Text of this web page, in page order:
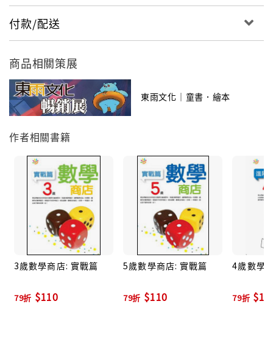
付款/配送
商品相關策展
東雨文化｜童書．繪本
作者相關書籍
3歲數學商店: 實戰篇
79折 $110
5歲數學商店: 實戰篇
79折 $110
4歲數學
79折